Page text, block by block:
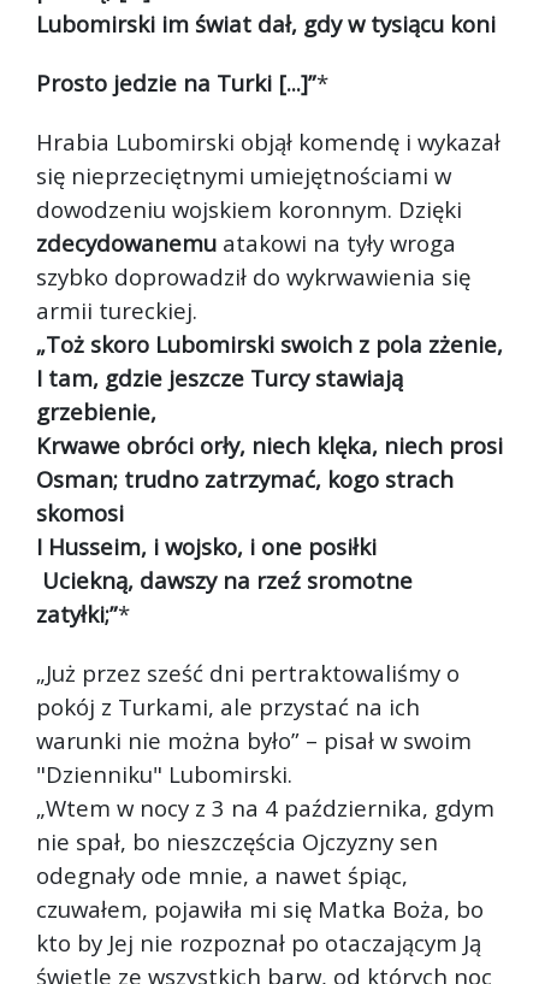
Lubomirski im świat dał, gdy w tysiącu koni
Prosto jedzie na Turki [...]”*
Hrabia Lubomirski objął komendę i wykazał
się nieprzeciętnymi umiejętnościami w
dowodzeniu wojskiem koronnym. Dzięki
zdecydowanemu atakowi na tyły wroga
szybko doprowadził do wykrwawienia się
armii tureckiej.
„Toż skoro Lubomirski swoich z pola zżenie,
I tam, gdzie jeszcze Turcy stawiają
grzebienie,
Krwawe obróci orły, niech klęka, niech prosi
Osman; trudno zatrzymać, kogo strach
skomosi
I Husseim, i wojsko, i one posiłki
Uciekną, dawszy na rzeź sromotne
zatyłki;”*
„Już przez sześć dni pertraktowaliśmy o
pokój z Turkami, ale przystać na ich
warunki nie można było” – pisał w swoim
"Dzienniku" Lubomirski.
„Wtem w nocy z 3 na 4 października, gdym
nie spał, bo nieszczęścia Ojczyzny sen
odegnały ode mnie, a nawet śpiąc,
czuwałem, pojawiła mi się Matka Boża, bo
kto by Jej nie rozpoznał po otaczającym Ją
świetle ze wszystkich barw, od których noc